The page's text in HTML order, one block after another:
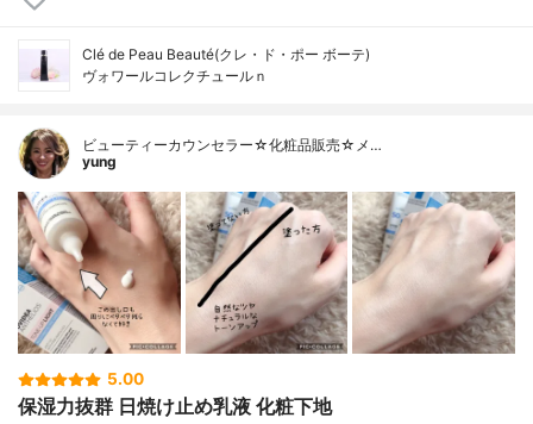
Clé de Peau Beauté(クレ・ド・ポー ボーテ)
ヴォワールコレクチュールｎ
ビューティーカウンセラー☆化粧品販売☆メ…
yung
5.00
保湿力抜群 日焼け止め乳液 化粧下地